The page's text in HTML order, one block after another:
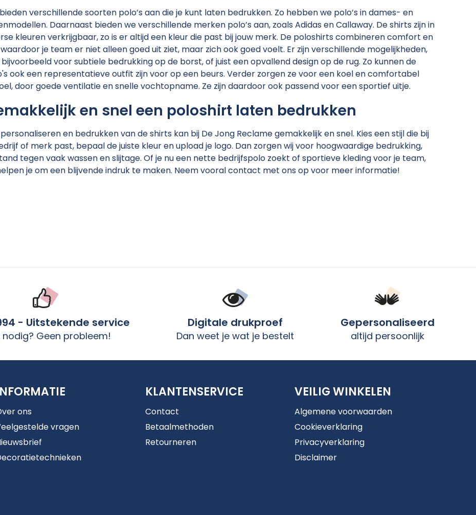
verschillende soorten polo’s aan die je kunt laten bedrukken. Zo hebben we polo’s in dames- en
Daarnaast bieden we verschillende merken polo’s aan, zoals Adidas en Callaway. De shirts zijn in
kleuren verkrijgbaar, zo is er altijd een kleur die past bij jouw merk. De poloshirts combineren comfort en
je team er niet alleen goed uit ziet, maar zich ook goed voelt. Er zijn verschillende mogelijkheden,
bijvoorbeeld voor subtiele bedrukking op de borst, of juist een opvallend design op de rug. Zo kunnen de
ook een representatieve outfit zijn voor op een beurs. Verder zorgen ze voor een koel en comfortabel
door goede ventilatie en snelle vochtopname. Ze zijn daardoor ook passend voor een sportief uitje.
en snel een poloshirt laten bedrukken
en bedrukken van de shirts kan bij De Jong Reclame gemakkelijk en snel. Kies een stijl die bij
of merk past, bepaal de juiste kleur en upload je logo. Dan zorgen wij voor hoogwaardige bedrukking,
tegen vaak wassen en slijtage. Of je nu een nette bedrijfspolo zoekt of sportieve kleding voor je team,
je om een blijvende indruk te maken. Neem vooral contact met ons op voor meer informatie!
- Uitstekende service
nodig? Geen probleem!
Digitale drukproef
Dan weet je wat je bestelt
Gepersonaliseerd
altijd persoonlijk
ons
vragen
KLANTENSERVICE
Contact
Betaalmethoden
Retourneren
VEILIG WINKELEN
Algemene voorwaarden
Cookieverklaring
Privacyverklaring
Disclaimer